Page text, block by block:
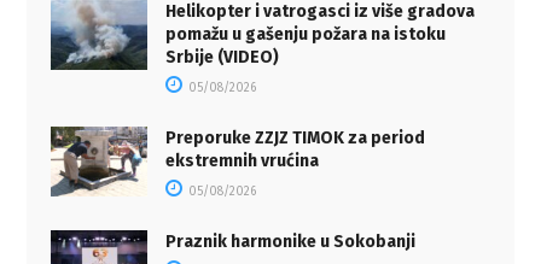
Helikopter i vatrogasci iz više gradova
pomažu u gašenju požara na istoku
Srbije (VIDEO)
05/08/2026
Preporuke ZZJZ TIMOK za period
ekstremnih vrućina
05/08/2026
Praznik harmonike u Sokobanji